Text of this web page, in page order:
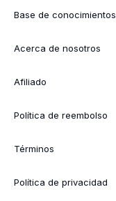
Base de conocimientos
Acerca de nosotros
Afiliado
Política de reembolso
Términos
Política de privacidad